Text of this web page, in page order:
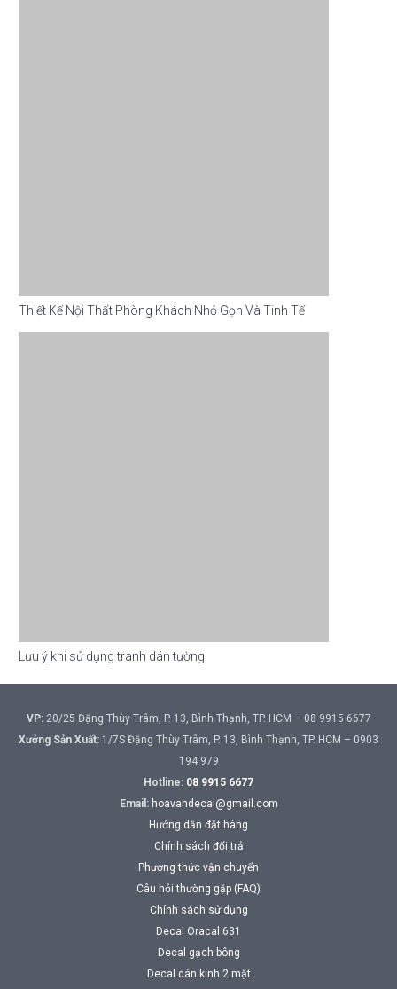
Thiết Kế Nội Thất Phòng Khách Nhỏ Gọn Và Tinh Tế
Lưu ý khi sử dụng tranh dán tường
VP:20/25 Đặng Thùy Trâm, P. 13, Bình Thạnh, TP. HCM – 08 9915 6677
Xưởng Sản Xuất: 1/7S Đặng Thùy Trâm, P. 13, Bình Thạnh, TP. HCM – 0903
194 979
Hotline: 08 9915 6677
Email: hoavandecal@gmail.com
Hướng dẫn đặt hàng
Chính sách đổi trả
Phương thức vận chuyển
Câu hỏi thường gặp (FAQ)
Chính sách sử dụng
Decal Oracal 631
Decal gạch bông
Decal dán kính 2 mặt